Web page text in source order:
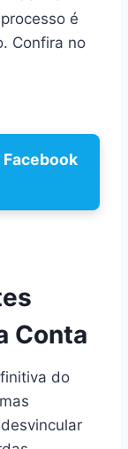
é
Confira no
Conta
do